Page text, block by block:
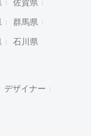
佐賀県
群馬県
石川県
デザイナー